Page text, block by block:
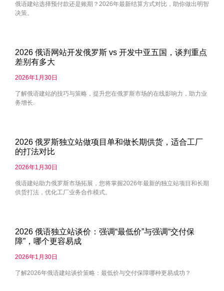
俄语建站选择预付款还是账期？2026年最新结算方式对比，助你做出明智
决策。
2026 俄语网站开发俄罗斯 vs 开发中亚五国，谈判重点
差别有多大
2026年1月30日
了解俄语建站的技巧与策略，提升您在俄罗斯市场的在线影响力，助力业
务增长.
2026 俄罗斯独立站做项目单和做长期供货，适合工厂
的打法对比
2026年1月30日
俄语建站助力俄罗斯市场拓展，您将掌握2026年最新的独立站项目和长期
供货打法，优化工厂业务合作模式。
2026 俄语独立站谈价：强调“最低价”与强调“交付保
障”，哪个更容易成
2026年1月30日
了解2026年俄语建站谈价策略：最低价与交付保障哪种更易成功？